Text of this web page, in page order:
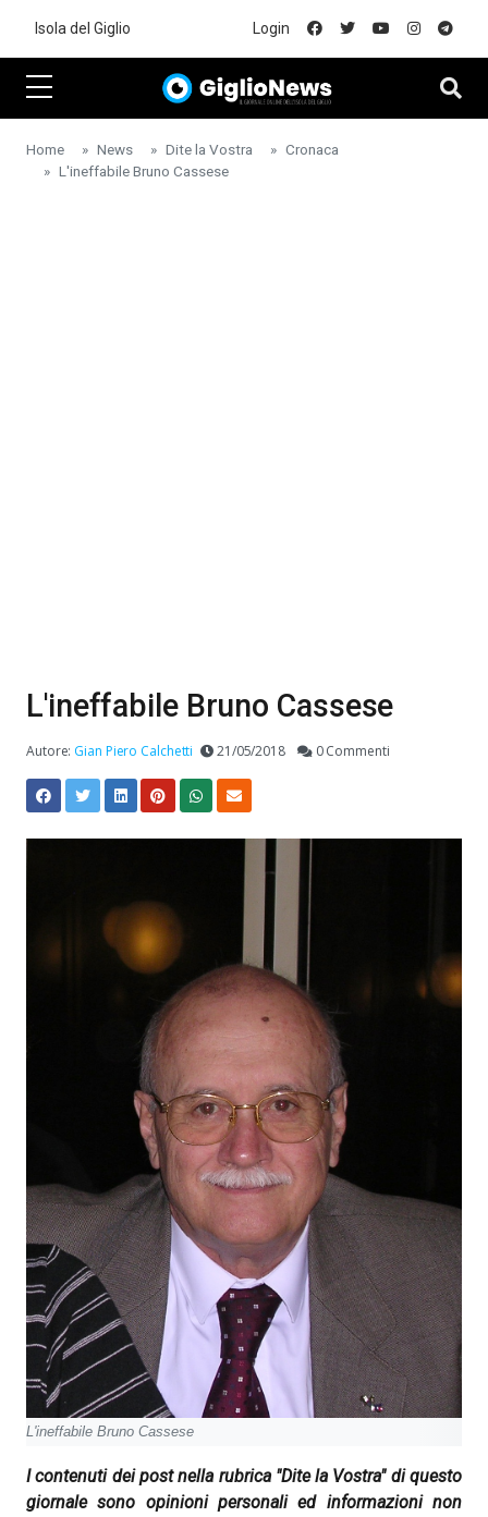
Isola del Giglio Login
Home News Dite la Vostra
Cronaca
L'ineffabile Bruno Cassese
L'ineffabile Bruno Cassese
Autore: Gian Piero Calchetti 21/05/2018 0 Commenti
L'ineffabile Bruno Cassese
I contenuti dei post nella rubrica "Dite la Vostra" di questo
giornale sono opinioni personali ed informazioni non